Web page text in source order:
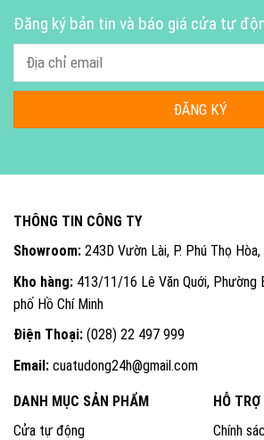
Đăng ký bản tin và báo giá cửa tự
THÔNG TIN CÔNG TY
Showroom: 243D Vườn Lài, P. Phú Thọ Hòa,
Kho hàng: 413/11/16 Lê Văn Quới, Phường
phố Hồ Chí Minh
Điện Thoại: (028) 22 497 999
Email: cuatudong24h@gmail.com
DANH MỤC SẢN PHẨM
Cửa tự động
HỖ
Chính